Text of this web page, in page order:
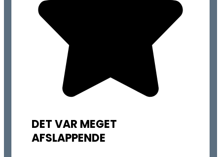
DET VAR MEGET
AFSLAPPENDE